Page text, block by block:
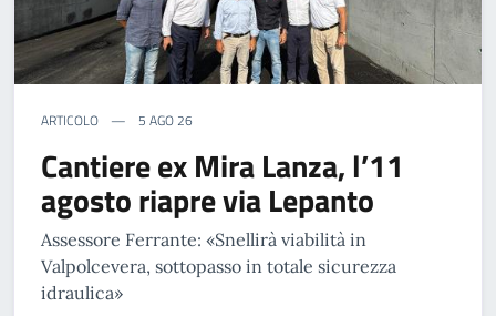
ARTICOLO 5 AGO 26
Cantiere ex Mira Lanza, l’11
agosto riapre via Lepanto
Assessore Ferrante: «Snellirà viabilità in
Valpolcevera, sottopasso in totale sicurezza
idraulica»